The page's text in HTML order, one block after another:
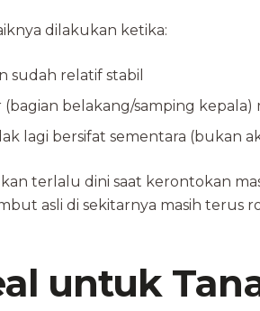
dilakukan ketika:
sudah relatif stabil
belakang/samping kepala)
lagi bersifat sementara (bukan
terlalu dini saat kerontokan
asli di sekitarnya masih terus
untuk